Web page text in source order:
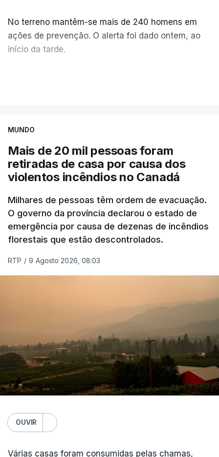
No terreno mantêm-se mais de 240 homens em
ações de prevenção. O alerta foi dado ontem, ao
início da tarde.
MUNDO
Mais de 20 mil pessoas foram
retiradas de casa por causa dos
violentos incêndios no Canadá
Milhares de pessoas têm ordem de evacuação.
O governo da província declarou o estado de
emergência por causa de dezenas de incêndios
florestais que estão descontrolados.
RTP / 9 Agosto 2026, 08:03
OUVIR
Várias casas foram consumidas pelas chamas,